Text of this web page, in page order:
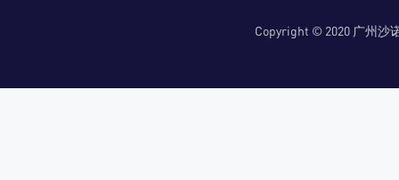
Copyright © 2020 广州沙